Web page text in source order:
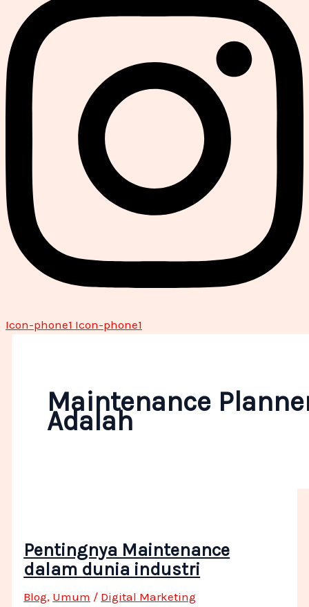
Icon-phone1 Icon-phone1
Maintenance
Adalah
Pentingnya Maintenance
dalam dunia industri
Blog, Umum / Digital Marketing